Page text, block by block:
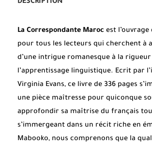
DESCRIPTION
La Correspondante Maroc est
pour tous les lecteurs qui cherchent à
d’une intrigue romanesque à la rigueur
l’apprentissage linguistique. Ecrit par
Virginia Evans, ce livre de 336 pages
une pièce maîtresse pour quiconque
approfondir sa maîtrise du français
s’immergeant dans un récit riche en
Mabooko, nous comprenons que la